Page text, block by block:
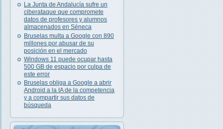
La Junta de Andalucía sufre un
ciberataque que compromete
datos de profesores y alumnos
almacenados en Séneca
Bruselas multa a Google con 890
millones por abusar de su
posición en el mercado
Windows 11 puede ocupar hasta
500 GB de espacio por culpa de
este error
Bruselas obliga a Google a abrir
Android a la IA de la competencia
y a compartir sus datos de
búsqueda